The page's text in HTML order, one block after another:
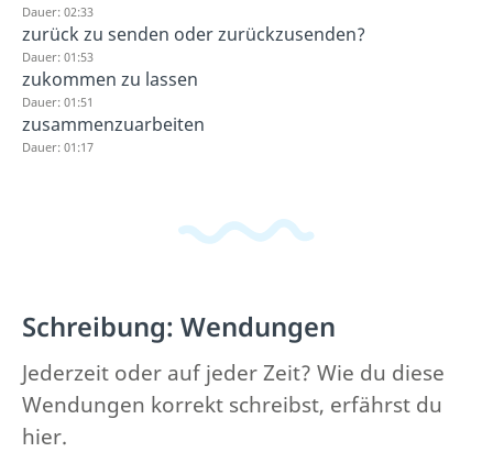
Dauer: 02:33
zurück zu senden oder zurückzusenden?
Dauer: 01:53
zukommen zu lassen
Dauer: 01:51
zusammenzuarbeiten
Dauer: 01:17
Schreibung: Wendungen
Jederzeit oder auf jeder Zeit? Wie du diese
Wendungen korrekt schreibst, erfährst du
hier.